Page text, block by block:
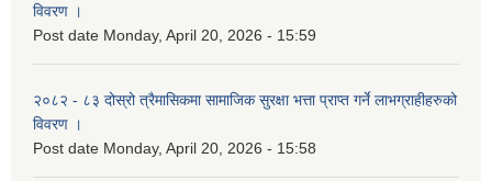
विवरण ।
Post date Monday, April 20, 2026 - 15:59
२०८२ - ८३ दोस्रो त्रैमासिकमा सामाजिक सुरक्षा भत्ता प्राप्त गर्ने लाभग्राहीहरुको
विवरण ।
Post date Monday, April 20, 2026 - 15:58